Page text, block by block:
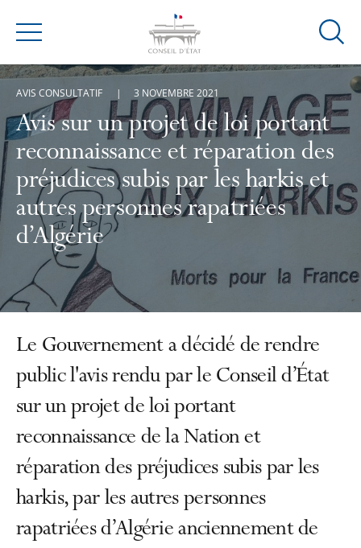
Menu
Ouvrir
de
Avis sur un projet de loi portant
reconnaissance et réparation des
préjudices subis par les harkis et
autres personnes rapatriées
d’Algérie
AVIS CONSULTATIF 3 NOVEMBRE 2021
Le Gouvernement a décidé de rendre
public l'avis rendu par le Conseil d’État
sur un projet de loi portant
reconnaissance de la Nation et
réparation des préjudices subis par les
harkis, par les autres personnes
rapatriées d’Algérie anciennement de